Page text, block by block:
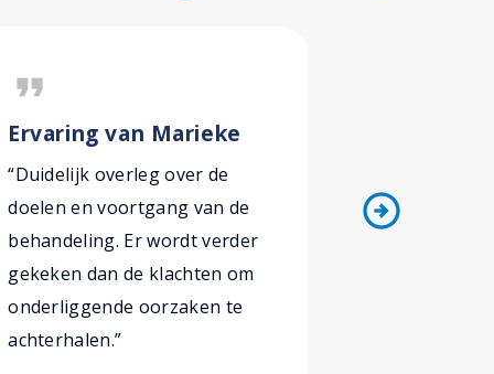
format_quote
Ervaring van Marieke
“Duidelijk overleg over de
doelen en voortgang van de
behandeling. Er wordt verder
gekeken dan de klachten om
onderliggende oorzaken te
achterhalen.”
vlot! Ik
arrow_circle_right